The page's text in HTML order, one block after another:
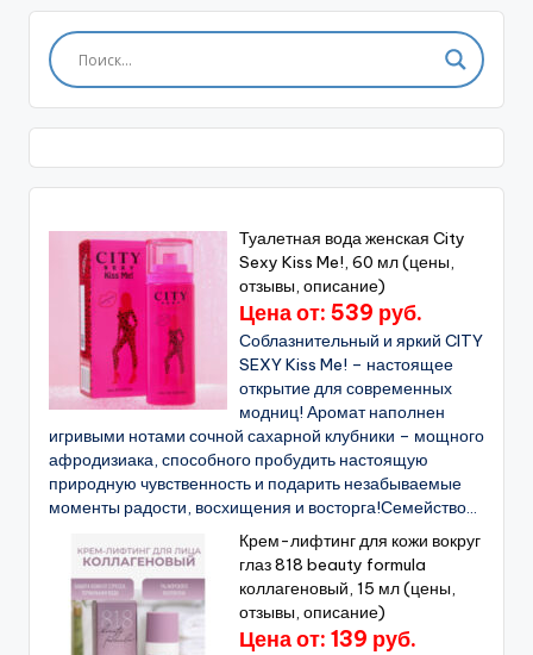
Туалетная вода женская City
Sexy Kiss Me!, 60 мл (цены,
отзывы, описание)
Цена от: 539 руб.
Соблазнительный и яркий CITY
SEXY Kiss Me! – настоящее
открытие для современных
модниц! Аромат наполнен
игривыми нотами сочной сахарной клубники – мощного
афродизиака, способного пробудить настоящую
природную чувственность и подарить незабываемые
моменты радости, восхищения и восторга!Семейство...
Крем-лифтинг для кожи вокруг
глаз 818 beauty formula
коллагеновый, 15 мл (цены,
отзывы, описание)
Цена от: 139 руб.